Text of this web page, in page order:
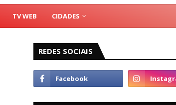
TV WEB CIDADES
REDES SOCIAIS